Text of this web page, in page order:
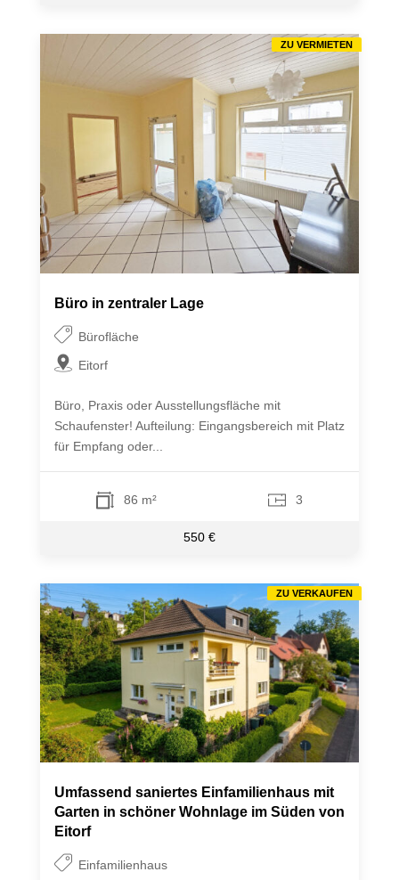
Büro in zentraler Lage
Bürofläche
Eitorf
Büro, Praxis oder Ausstellungsfläche mit
Schaufenster! Aufteilung: Eingangsbereich mit Platz
für Empfang oder...
86 m² 3
550 €
ZU VERMIETEN
Umfassend saniertes Einfamilienhaus mit
Garten in schöner Wohnlage im Süden von
Eitorf
Einfamilienhaus
ZU VERKAUFEN